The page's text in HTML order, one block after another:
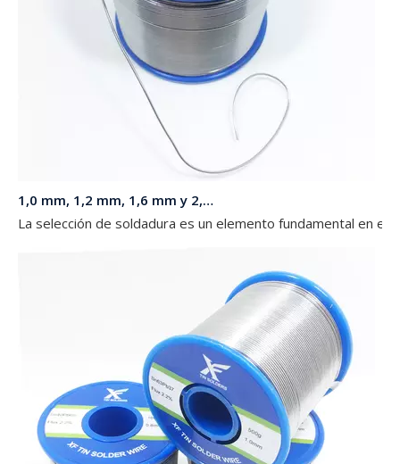
1,0 mm, 1,2 mm, 1,6 mm y 2,0 mm de diámetro 63 37 Sn Pb Soldadura en un carrete de 1 kg para luces LED
La selección de soldadura es un elemento fundamental en